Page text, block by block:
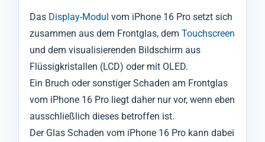
Das Display-Modul vom iPhone 16 Pro setzt sich
zusammen aus dem Frontglas, dem Touchscreen
und dem visualisierenden Bildschirm aus
Flüssigkristallen (LCD) oder mit OLED.
Ein Bruch oder sonstiger Schaden am Frontglas
vom iPhone 16 Pro liegt daher nur vor, wenn eben
ausschließlich dieses betroffen ist.
Der Glas Schaden vom iPhone 16 Pro kann dabei